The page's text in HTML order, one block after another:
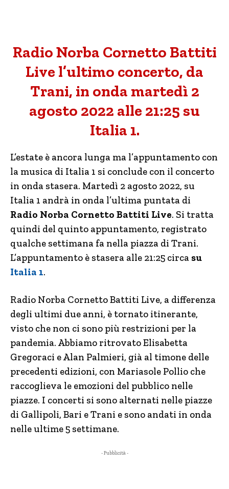
Radio Norba Cornetto Battiti
Live l’ultimo concerto, da
Trani, in onda martedì 2
agosto 2022 alle 21:25 su
Italia 1.
L’estate è ancora lunga ma l’appuntamento con
la musica di Italia 1 si conclude con il concerto
in onda stasera. Martedì 2 agosto 2022, su
Italia 1 andrà in onda l’ultima puntata di
Radio Norba Cornetto Battiti Live. Si tratta
quindi del quinto appuntamento, registrato
qualche settimana fa nella piazza di Trani.
L’appuntamento è stasera alle 21:25 circa su
Italia 1.
Radio Norba Cornetto Battiti Live, a differenza
degli ultimi due anni, è tornato itinerante,
visto che non ci sono più restrizioni per la
pandemia. Abbiamo ritrovato Elisabetta
Gregoraci e Alan Palmieri, già al timone delle
precedenti edizioni, con Mariasole Pollio che
raccoglieva le emozioni del pubblico nelle
piazze. I concerti si sono alternati nelle piazze
di Gallipoli, Bari e Trani e sono andati in onda
nelle ultime 5 settimane.
- Pubblicità -